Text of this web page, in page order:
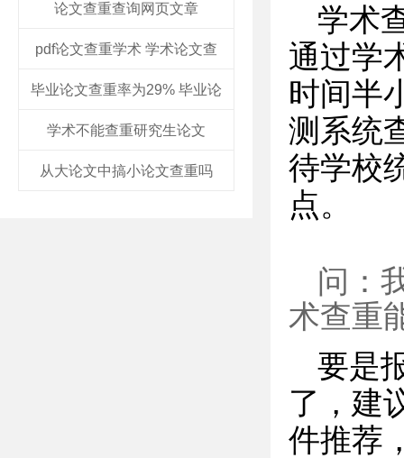
论文查重查询网页文章
pdf论文查重学术 学术论文查
毕业论文查重率为29% 毕业论
学术不能查重研究生论文
从大论文中搞小论文查重吗
学术
通过学
时间半
测系统
待学校
点。
问：
术查重
要是
了，建
件推荐